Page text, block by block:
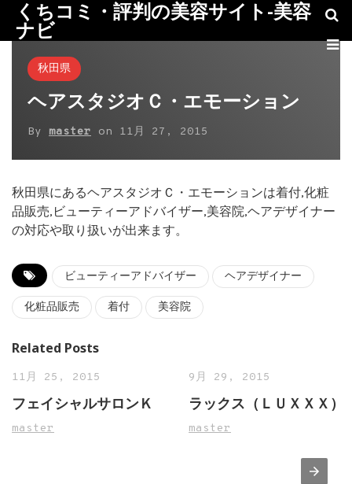
くちコミ・評判の美容サイト-美容
ナビ
秋田県
ヘアスタジオＣ・エモーション
By master on 11月 27, 2015
秋田県にあるヘアスタジオＣ・エモーションは着付,化粧
品販売,ビューティーアドバイザー,美容院,ヘアデザイナー
の対応や取り扱いが出来ます。
ビューティーアドバイザー ヘアデザイナー
化粧品販売 着付 美容院
Related Posts
11月 25, 2015
フェイシャルサロンＫ
master
9月 29, 2015
ラックス（ＬＵＸＸＸ）
master